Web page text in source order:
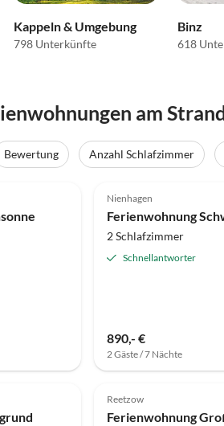
Kappeln & Umgebung
798 Unterkünfte
Binz
618
am
Bewertung Anzahl Schlafzimmer
Top-Inserat
Nienhagen
Ferienwohnung
2 Schlafzimmer
Schnellantworter
890,- €
2 Gäste / 7 Nächte
Top-Inserat 4.9 (4)
Reetzow
Ferienwohnung